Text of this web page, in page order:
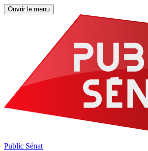
Ouvrir le menu
Public Sénat